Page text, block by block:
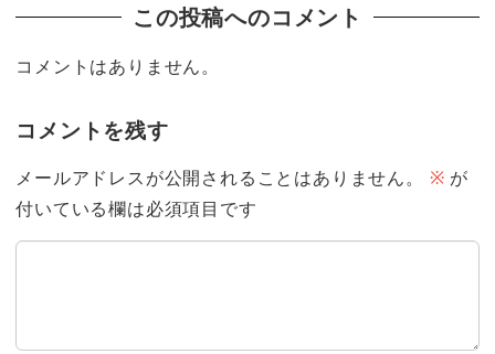
この投稿へのコメント
コメントはありません。
コメントを残す
メールアドレスが公開されることはありません。 ※ が
付いている欄は必須項目です